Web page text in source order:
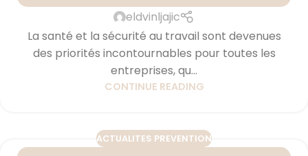
eldvinljajic
La santé et la sécurité au travail sont devenues
des priorités incontournables pour toutes les
entreprises, qu...
CONTINUE READING
ACTUALITES PREVENTION